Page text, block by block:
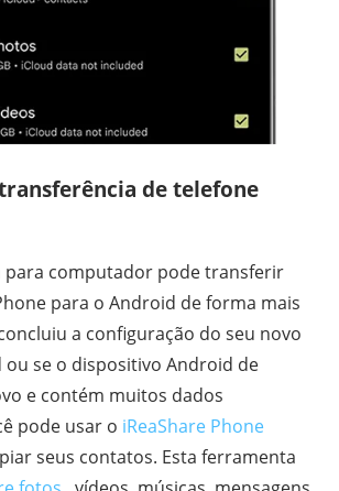
de telefone
para computador pode transferir
para o Android de forma mais
a configuração do seu novo
se o dispositivo Android de
e contém muitos dados
pode usar o iReaShare Phone
seus contatos. Esta ferramenta